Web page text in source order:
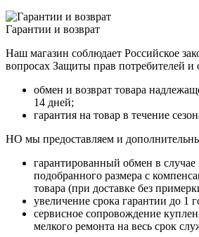
Гарантии и возврат
Наш магазин соблюдает Российское
вопросах Защиты прав потребителей и
обмен и возврат товара
14 дней;
гарантия на товар в течение
НО мы предоставляем и
гарантированный обмен в случае
подобранного размера с
товара (при доставке без
увеличение срока гарантии до 1
сервисное сопровождение
мелкого ремонта на весь срок